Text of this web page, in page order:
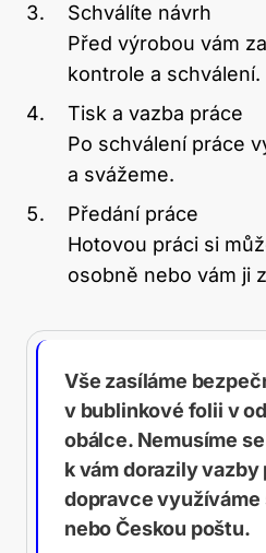
Schválíte návrh
Před výrobou vám
kontrole a schválení.
Tisk a vazba práce
Po schválení práce
a svážeme.
Předání práce
Hotovou práci si
osobně nebo vám ji
Vše zasíláme
v bublinkové folii v
obálce. Nemusíme
k vám dorazily vazby
dopravce využíváme
nebo Českou poštu.